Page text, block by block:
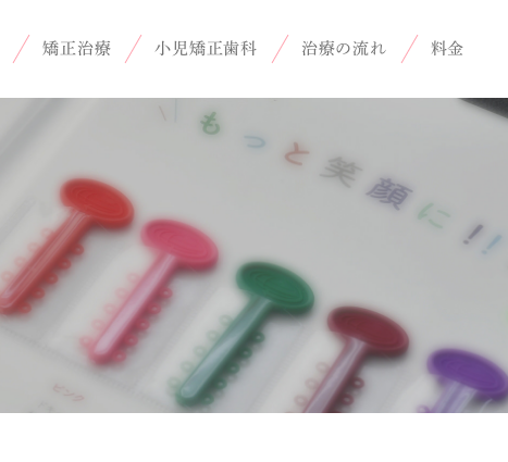
矯正治療 小児矯正歯科 治療の流れ 料金